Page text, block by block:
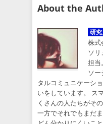
About the
研
株式
ソ
担当
ソ
タルコミュニケーシ
いをしています。 ス
くさんの人たちがそ
一方でそれでもまだ